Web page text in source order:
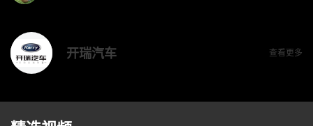
开瑞汽车 查看更多